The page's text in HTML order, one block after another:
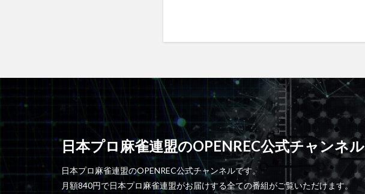
日本プロ麻雀連盟のOPENREC公式チャンネル
日本プロ麻雀連盟のOPENREC公式チャンネルです。
月額840円で日本プロ麻雀連盟がお届けする全ての番組がご覧いただけます。